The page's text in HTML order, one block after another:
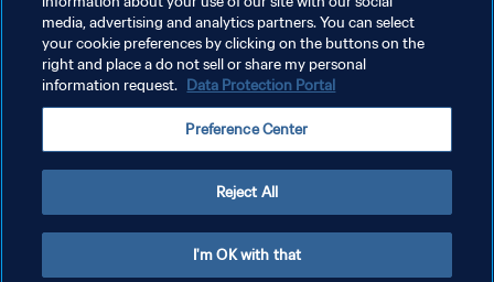
POLÍTICA DE PRIVACIDADE
ADMINISTRAR AS PREFERÊNCIAS DE COOKIES
Copyright © 1994-2026 FIFA. Todos os direitos reservados.
media, advertising and analytics partners. You can select
your cookie preferences by clicking on the buttons on the
right and place a do not sell or share my personal
information request. Data Protection Portal
Preference Center
Reject All
I'm OK with that